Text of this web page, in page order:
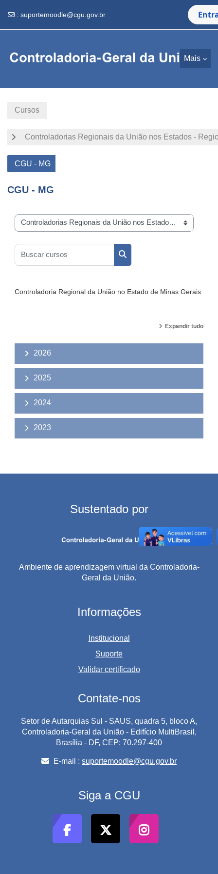
: suportemoodle@cgu.gov.br
Mais
Cursos
Controladorias Regionais da União nos Estados -
CGU - MG
CGU - MG
Categorias de Cursos
Buscar cursos
Buscar cursos
Controladoria Regional da União no Estado de Minas Gerais
Expandir tudo
2026
2025
2024
2023
Sustentado por
Ambiente de aprendizagem virtual da Controladoria-
Geral da União.
Informações
Institucional
Suporte
Validar certificado
Contate-nos
Setor de Autarquias Sul - SAUS, quadra 5, bloco A,
Controladoria-Geral da União - Edifício MultiBrasil,
Brasília - DF, CEP: 70.297-400
E-mail : suportemoodle@cgu.gov.br
Siga a CGU